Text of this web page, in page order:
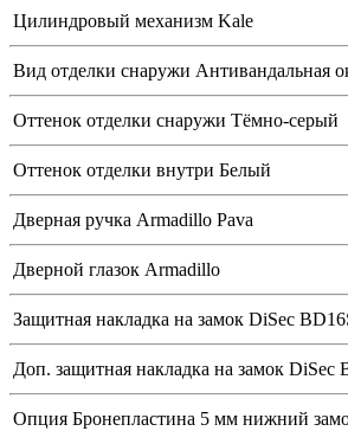
Цилиндровый механизм Kale
Вид отделки снаружи Антивандальная
Оттенок отделки снаружи Тёмно-серый
Оттенок отделки внутри Белый
Дверная ручка Armadillo Pava
Дверной глазок Armadillo
Защитная накладка на замок DiSec
Доп. защитная накладка на замок DiSec
Опция Бронепластина 5 мм нижний